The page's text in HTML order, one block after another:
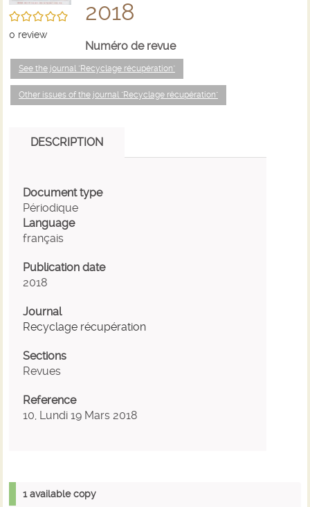
/5
0 review
2018
Numéro de revue
See the journal "Recyclage récupération"
Other issues of the journal "Recyclage récupération"
DESCRIPTION
Document type
Périodique
Language
français
Publication date
2018
Journal
Recyclage récupération
Sections
Revues
Reference
10, Lundi 19 Mars 2018
1 available copy